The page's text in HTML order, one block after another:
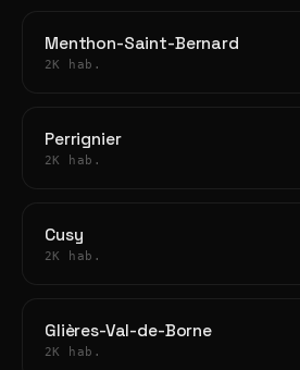
Menthon-Saint-Bernard
2K hab.
Perrignier
2K hab.
Cusy
2K hab.
Glières-Val-de-Borne
2K hab.